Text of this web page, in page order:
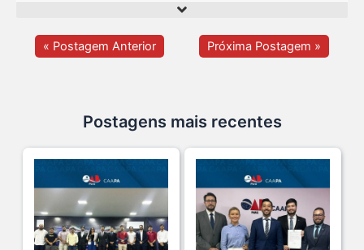
Na manhã de ontem, 14/07, o diretor de saúde da s...
O domingo perfeito tem endereço certo: Clube da A s...
12 De Julho De 2026
O verão chegou, e o Clube da Advocacia está de p s...
10 De Julho De 2026
« Postagem Anterior Próxima Postagem »
Postagens mais recentes